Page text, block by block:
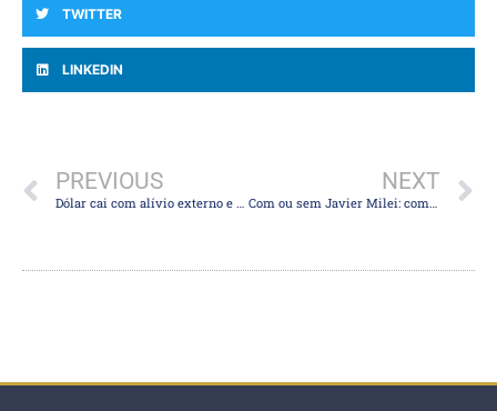
TWITTER
LINKEDIN
PREVIOUS
Dólar cai com alívio externo e de olho em autoridades
NEXT
Com ou sem Javier Milei: como os argentinos já estão dolarizando a economia em meio à queda livre do peso